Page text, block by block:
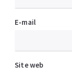
E-mail
Site web